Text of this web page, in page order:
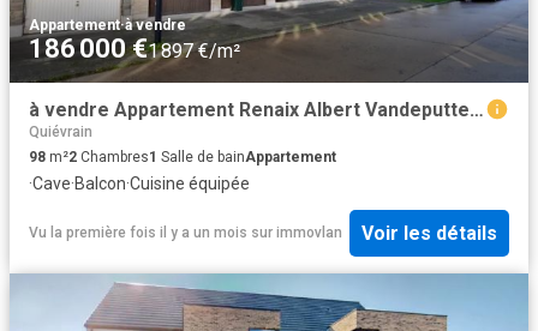
Appartement·à vendre
186 000 €1 897 €/m²
à vendre Appartement Renaix Albert Vandeputtestraat
Quiévrain
98 m²2 Chambres1 Salle de bainAppartement
·Cave·Balcon·Cuisine équipée
Vu la première fois il y a un mois sur immovlan Voir les détails